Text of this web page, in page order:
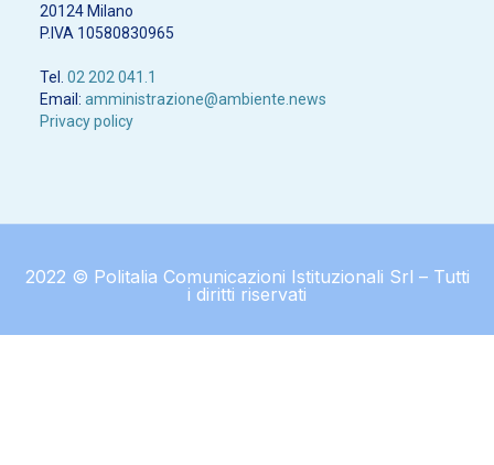
20124 Milano
P.IVA 10580830965
Tel. 02 202 041.1
Email: amministrazione@ambiente.news
Privacy policy
2022 © Politalia Comunicazioni Istituzionali Srl – Tutti
i diritti riservati